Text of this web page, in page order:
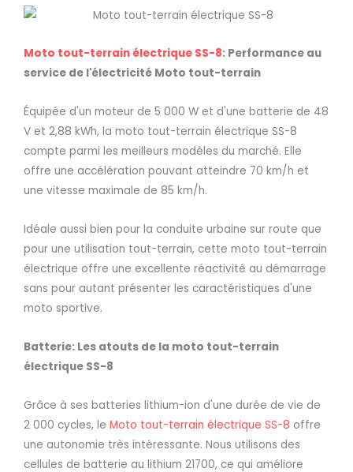
Moto tout-terrain électrique SS-8: Performance au
service de l'électricité Moto tout-terrain
Équipée d'un moteur de 5 000 W et d'une batterie de 48
V et 2,88 kWh, la moto tout-terrain électrique SS-8
compte parmi les meilleurs modèles du marché. Elle
offre une accélération pouvant atteindre 70 km/h et
une vitesse maximale de 85 km/h.
Idéale aussi bien pour la conduite urbaine sur route que
pour une utilisation tout-terrain, cette moto tout-terrain
électrique offre une excellente réactivité au démarrage
sans pour autant présenter les caractéristiques d'une
moto sportive.
Batterie: Les atouts de la moto tout-terrain
électrique SS-8
Grâce à ses batteries lithium-ion d'une durée de vie de
2 000 cycles, le Moto tout-terrain électrique SS-8 offre
une autonomie très intéressante. Nous utilisons des
cellules de batterie au lithium 21700, ce qui améliore